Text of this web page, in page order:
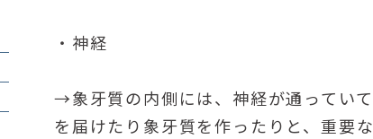
・神経
→象牙質の内側には、神経が通ってい
を届けたり象牙質を作ったりと、重要